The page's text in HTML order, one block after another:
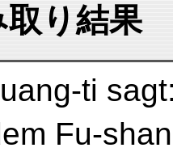
り結果
ti
Fu-